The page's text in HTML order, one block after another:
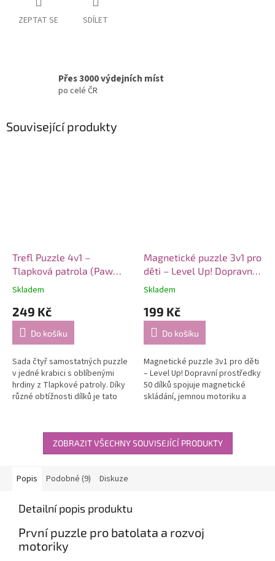
ZEPTAT SE SDÍLET
Přes 3000 výdejních míst
po celé ČR
Související produkty
Trefl Puzzle 4v1 –
Tlapková patrola (Paw
Patrol)
Skladem
249 Kč
Do košíku
Sada čtyř samostatných puzzle
v jedné krabici s oblíbenými
hrdiny z Tlapkové patroly. Díky
různé obtížnosti dílků je tato
Magnetické puzzle 3v1 pro
děti – Level Up! Dopravní
prostředky 50 dílků
Skladem
199 Kč
Do košíku
Magnetické puzzle 3v1 pro děti
– Level Up! Dopravní prostředky
50 dílků spojuje magnetické
skládání, jemnou motoriku a
ZOBRAZIT VŠECHNY SOUVISEJÍCÍ PRODUKTY
Popis Podobné (9) Diskuze
Detailní popis produktu
První puzzle pro batolata a rozvoj
motoriky